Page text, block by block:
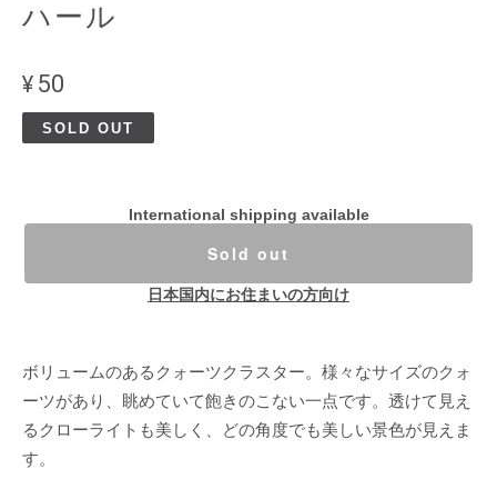
ハール
¥50
SOLD OUT
International shipping available
Sold out
日本国内にお住まいの方向け
ボリュームのあるクォーツクラスター。様々なサイズのクォ
ーツがあり、眺めていて飽きのこない一点です。透けて見え
るクローライトも美しく、どの角度でも美しい景色が見えま
す。